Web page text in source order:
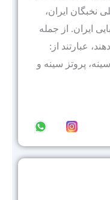
نخبگان ایران،
ایران. از جمله
عبارتند از:
پروتز سینه و